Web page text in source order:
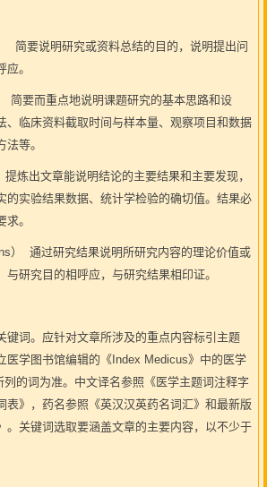
简要说明研究或资料总结的目的，说明提出问
。
简要而重点地说明课题研究的基本思路和设
、临床资料截取时间与样本量、观察项目和数据
等。
炼出文章能说明结论的主要结果和主要发现，
的实验结果数据、统计学检验的确切值。结果必
。
） 通过研究结果说明所研究内容的理论价值或
与研究目的相呼应，与研究结果相印证。
词。应针对文章所涉及的重点内容标引主题
医学图书馆编辑的《Index Medicus》中的医学
的词为准。中文译名参照《医学主题词注释字
表》，药名参照《英汉汉英药名词汇》和最新版
。关键词选取要涵盖文章的主要内容，以不少于